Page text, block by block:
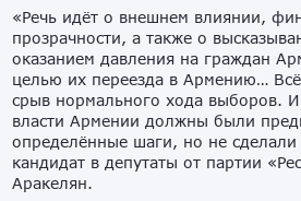
«Речь идёт о внешнем влиянии,
прозрачности, а также о
оказанием давления на граждан
целью их переезда в Армению…
срыв нормального хода выборов.
власти Армении должны были
определённые шаги, но не
кандидат в депутаты от партии
Аракелян.